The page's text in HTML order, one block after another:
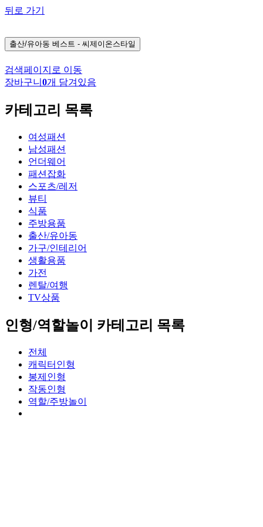
뒤로 가기
출산/유아동 베스트 - 씨제이온스타일
검색페이지로 이동
장바구니 0개 담겨있음
카테고리 목록
여성패션
남성패션
언더웨어
패션잡화
스포츠/레저
뷰티
식품
주방용품
출산/유아동
가구/인테리어
생활용품
가전
렌탈/여행
TV상품
인형/역할놀이 카테고리 목록
전체
캐릭터인형
봉제인형
작동인형
역할/주방놀이